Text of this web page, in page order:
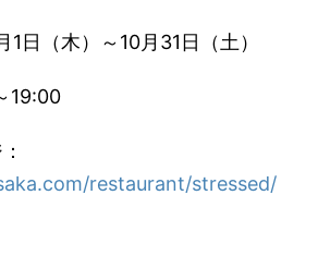
日（木）～10月31日（土）
19:00
restaurant/stressed/